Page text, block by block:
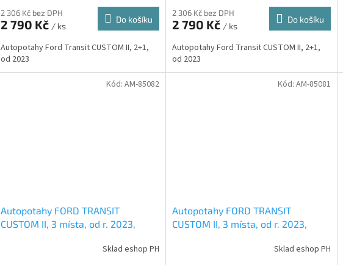
2 306 Kč bez DPH
2 790 Kč / ks
Do košíku
Autopotahy Ford Transit CUSTOM II, 2+1,
od 2023
2 306 Kč bez DPH
2 790 Kč / ks
Do košíku
Autopotahy Ford Transit CUSTOM II, 2+1,
od 2023
Autopotahy FORD TRANSIT
CUSTOM II, 3 místa, od r. 2023,
Sklad eshop PH
Kód: AM-85082
Autopotahy FORD TRANSIT
CUSTOM II, 3 místa, od r. 2023,
Sklad eshop PH
Kód: AM-85081